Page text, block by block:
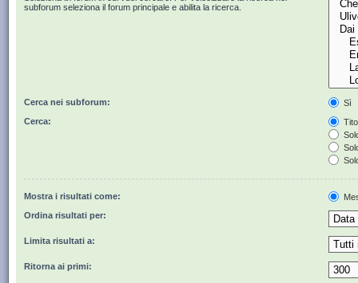
subforum seleziona il forum principale e abilita la ricerca.
Cerca nei subforum:
Sì
Cerca:
Mostra i risultati come:
Ordina risultati per:
Limita risultati a:
Ritorna ai primi: